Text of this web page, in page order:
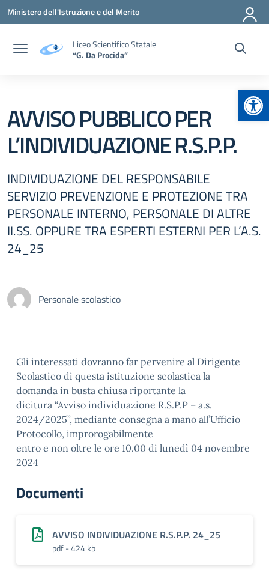
Vai ai contenuti
Vai al menu di navigazione
Vai al footer
Ministero dell'Istruzione e del Merito
Liceo Scientifico Statale
“G. Da Procida”
AVVISO PUBBLICO PER
L’INDIVIDUAZIONE R.S.P.P.
INDIVIDUAZIONE DEL RESPONSABILE
SERVIZIO PREVENZIONE E PROTEZIONE TRA
PERSONALE INTERNO, PERSONALE DI ALTRE
II.SS. OPPURE TRA ESPERTI ESTERNI PER L’A.S.
24_25
Personale scolastico
Gli interessati dovranno far pervenire al Dirigente
Scolastico di questa istituzione scolastica la
domanda in busta chiusa riportante la
dicitura “Avviso individuazione R.S.P.P – a.s.
2024/2025”, mediante consegna a mano all’Ufficio
Protocollo, improrogabilmente
entro e non oltre le ore 10.00 di lunedì 04 novembre
2024
Documenti
AVVISO INDIVIDUAZIONE R.S.P.P. 24_25
pdf - 424 kb